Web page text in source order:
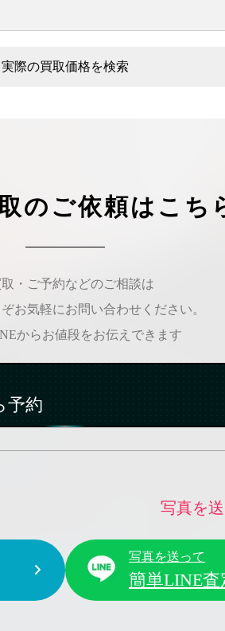
実際の買取価格を検索
のご依頼はこち
・ご予約などのご相談は
お気軽にお問い合わせください。
からお値段をお伝えできます
予約
写真を
写真を送って
簡単LINE査